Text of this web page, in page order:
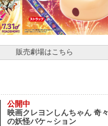
販売劇場はこちら
公開中
映画クレヨンしんちゃん 奇
の妖怪バケ～ション